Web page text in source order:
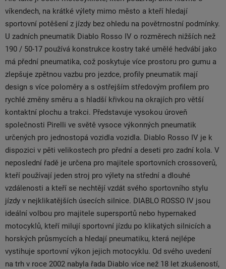
víkendech, na krátké výlety mimo město a kteří hledají
sportovní potěšení z jízdy bez ohledu na povětrnostní podmínky.
U zadních pneumatik Diablo Rosso IV o rozměrech nižších než
190 / 50-17 používá konstrukce kostry také umělé hedvábí jako
má přední pneumatika, což poskytuje více prostoru pro gumu a
zlepšuje zpětnou vazbu pro jezdce, profily pneumatik mají
design s více poloměry a s ostřejším středovým profilem pro
rychlé změny směru a s hladší křivkou na okrajích pro větší
kontaktní plochu a trakci. Představuje vysokou úroveň
společnosti Pirelli ve světě vysoce výkonných pneumatik
určených pro jednostopá vozidla vozidla. Diablo Rosso IV je k
dispozici v pěti velikostech pro přední a deseti pro zadní kola. V
neposlední řadě je určena pro majitele sportovních crossoverů,
kteří používají jeden stroj pro výlety na střední a dlouhé
vzdálenosti a kteří se nechtějí vzdát svého sportovního stylu
jízdy v nejklikatějších úsecích silnice. DIABLO ROSSO IV jsou
ideální volbou pro majitele supersportů nebo hypernaked
motocyklů, kteří milují sportovní jízdu po klikatých silnicích a
horských průsmycích a hledají pneumatiku, která nejlépe
vystihuje sportovní výkon jejich motocyklu. Od svého uvedení
na trh v roce 2002 nabyla řada Diablo více než 18 let zkušeností,